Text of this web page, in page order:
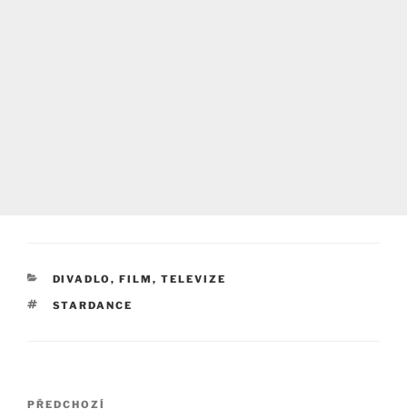
RUBRIKY
DIVADLO, FILM, TELEVIZE
ŠTÍTKY
STARDANCE
Navigace
Předchozí
PŘEDCHOZÍ